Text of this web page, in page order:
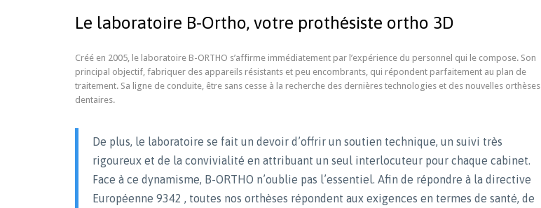
Le laboratoire B-Ortho, votre prothésiste ortho 3D
Créé en 2005, le laboratoire B-ORTHO s’affirme immédiatement par l’expérience du personnel qui le compose. Son
principal objectif, fabriquer des appareils résistants et peu encombrants, qui répondent parfaitement au plan de
traitement. Sa ligne de conduite, être sans cesse à la recherche des dernières technologies et des nouvelles orthèses
dentaires.
De plus, le laboratoire se fait un devoir d’offrir un soutien technique, un suivi très
rigoureux et de la convivialité en attribuant un seul interlocuteur pour chaque cabinet.
Face à ce dynamisme, B-ORTHO n’oublie pas l’essentiel. Afin de répondre à la directive
Européenne 9342 , toutes nos orthèses répondent aux exigences en termes de santé, de